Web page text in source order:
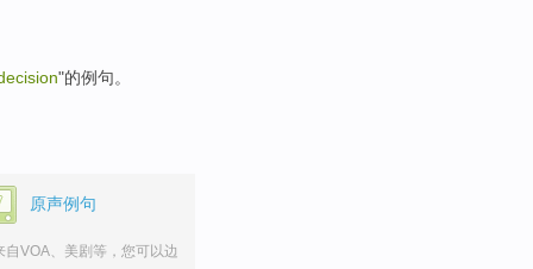
"的例句。
原声例句
自VOA、美剧等，您可以边